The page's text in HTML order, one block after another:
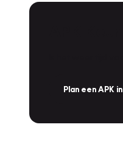
Plan een APK in